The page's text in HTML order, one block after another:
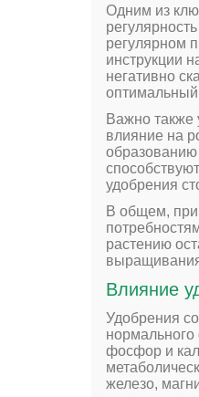
Одним из
регулярном
инструкции
негативно
Важно также
влияние на
образованию
удобрения
В общем, при
растению
Влияние
Удобрения
нормального
фосфор и
железо,